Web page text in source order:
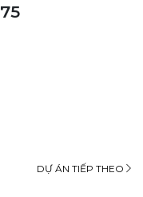
DỰ ÁN TIẾP THEO